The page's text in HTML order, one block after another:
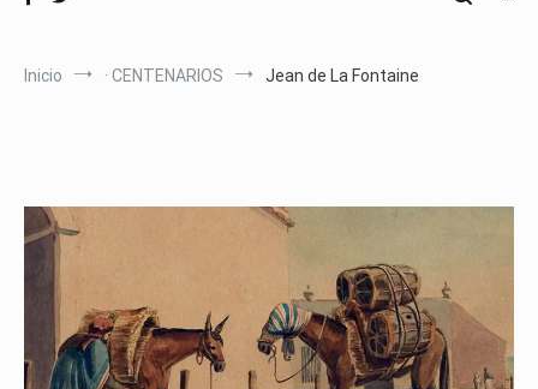
Inicio · CENTENARIOS Jean de La Fontaine